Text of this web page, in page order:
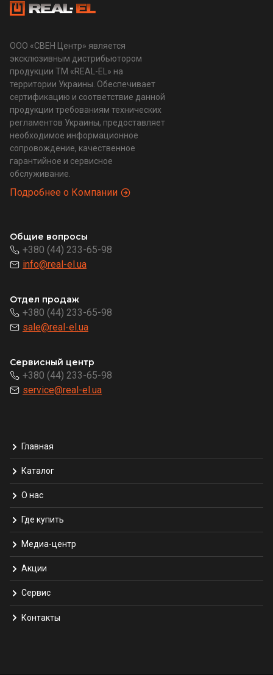
ООО «СВЕН Центр» является
эксклюзивным дистрибьютором
продукции ТМ «REAL-EL» на
территории Украины. Обеспечивает
сертификацию и соответствие данной
продукции требованиям технических
регламентов Украины, предоставляет
необходимое информационное
сопровождение, качественное
гарантийное и сервисное
обслуживание.
Подробнее о Компании
Общие вопросы
+380 (44) 233-65-98
info@real-el.ua
Отдел продаж
+380 (44) 233-65-98
sale@real-el.ua
Сервисный центр
+380 (44) 233-65-98
service@real-el.ua
Главная
Каталог
О нас
Где купить
Медиа-центр
Акции
Сервис
Контакты